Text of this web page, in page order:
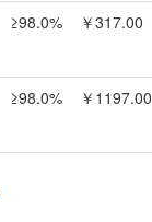
≥98.0% ￥317.00
≥98.0% ￥1197.00